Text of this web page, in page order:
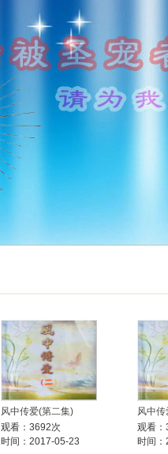
风中传爱(第二集)
观看：3692次
时间：2017-05-23
风中
观看
时间